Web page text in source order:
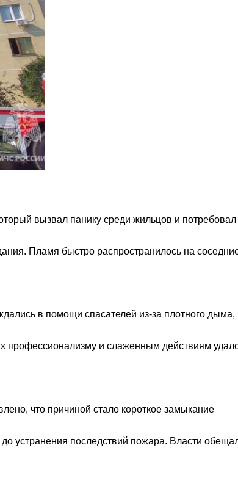
вызвал панику среди жильцов и потребовал
Пламя быстро распространилось на
в помощи спасателей из-за плотного дыма,
профессионализму и слаженным действиям
что причиной стало короткое замыкание
устранения последствий пожара. Власти